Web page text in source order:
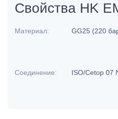
Свойства HK
Материал: GG25 (220
Соединение: ISO/Cetop 07